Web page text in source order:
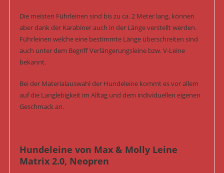
Die meisten Führleinen sind bis zu ca. 2 Meter lang, können
aber dank der Karabiner auch in der Länge verstellt werden.
Führleinen welche eine bestimmte Länge überschreiten sind
auch unter dem Begriff Verlängerungsleine bzw. V-Leine
bekannt.
Bei der Materialauswahl der Hundeleine kommt es vor allem
auf die Langlebigkeit im Alltag und dem individuellen eigenen
Geschmack an.
Hundeleine von Max & Molly Leine
Matrix 2.0, Neopren